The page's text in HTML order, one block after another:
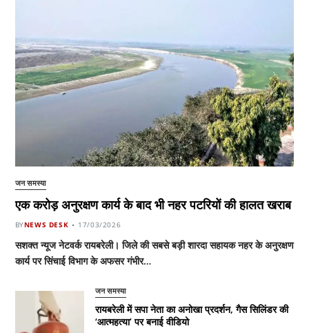
जन समस्या
एक करोड़ अनुरक्षण कार्य के बाद भी नहर पटरियों की हालत खराब
BYNEWS DESK 17/03/2026
सशक्त न्यूज नेटवर्क रायबरेली। जिले की सबसे बड़ी शारदा सहायक नहर के अनुरक्षण
कार्य पर सिंचाई विभाग के अफसर गंभीर…
जन समस्या
रायबरेली में सपा नेता का अनोखा प्रदर्शन, गैस सिलिंडर की
‘आत्महत्या’ पर बनाई वीडियो